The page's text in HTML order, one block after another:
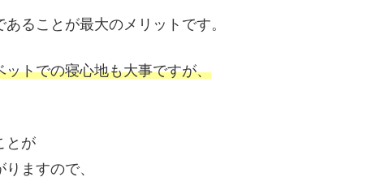
ることが最大のメリットです。
トでの寝心地も大事ですが、
とが
ますので、